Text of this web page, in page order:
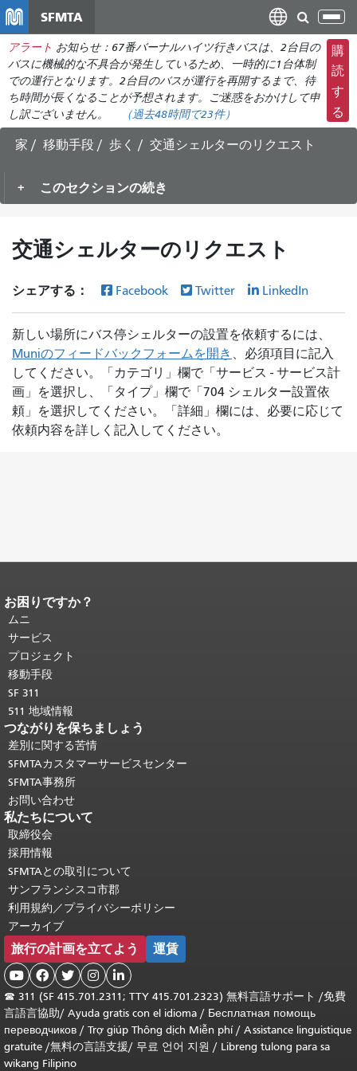
ン
コ
ン
テ
ン
ツ
動
SFMTA
ナ
ビ
ゲ
ー
シ
ョ
り
アラート お知らせ：67番バーナルハイツ行きバスは、2台目の
バスに機械的な不具合が発生しているため、一時的に1台体制
での運行となります。2台目のバスが運行を再開するまで、待
ち時間が長くなることが予想されます。ご迷惑をおかけして申
し訳ございません。
（過去48時間で23件）
購
読
す
る
家 移動手段 歩く 交通シェルターのリクエスト
このセクションの続き
交通シェルターのリクエスト
シェアする： Facebook Twitter LinkedIn
新しい場所にバス停シェルターの設置を依頼するには、
Muniのフィードバックフォームを開き
、必須項目に記入
してください。「カテゴリ」欄で「サービス - サービス計
画」を選択し、「タイプ」欄で「704 シェルター設置依
頼」を選択してください。「詳細」欄には、必要に応じて
依頼内容を詳しく記入してください。
ページコンテンツの終わり。
ジの残りの部分はすべてのページで繰
り返されます。
頭に戻る。
お困りですか？
ムニ
サービス
プロジェクト
移動手段
SF 311
511 地域情報
つながりを保ちましょう
差別に関する苦情
SFMTAカスタマーサービスセンター
SFMTA事務所
お問い合わせ
私たちについて
取締役会
採用情報
SFMTAとの取引について
サンフランシスコ市郡
利用規約／プライバシーポリシー
アーカイブ
旅行の計画を立てよう 運賃
    
☎ 311 (SF 415.701.2311; TTY 415.701.2323) 無料言語サポート /免費
言語言協助/ Ayuda gratis con el idioma / Бесплатная помощь
переводчиков / Trợ giúp Thông dịch Miễn phí/ Assistance linguistique
gratuite /無料の言語支援/ 무료 언어 지원 / Libreng tulong para sa
wikang Filipino